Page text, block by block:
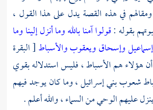
في هذه القصة يدل على هذا القول ،
بقوله :قولوا آمنا بالله وما أنزل إلينا وما
وإسحاق ويعقوب والأسباط[ البقرة
أن هؤلاء هم الأسباط ، فليس استدلاله بقوي
شعوببني إسرائيل، وما كان يوجد فيهم
عليهم الوحي من السماء ، والله أعلم .